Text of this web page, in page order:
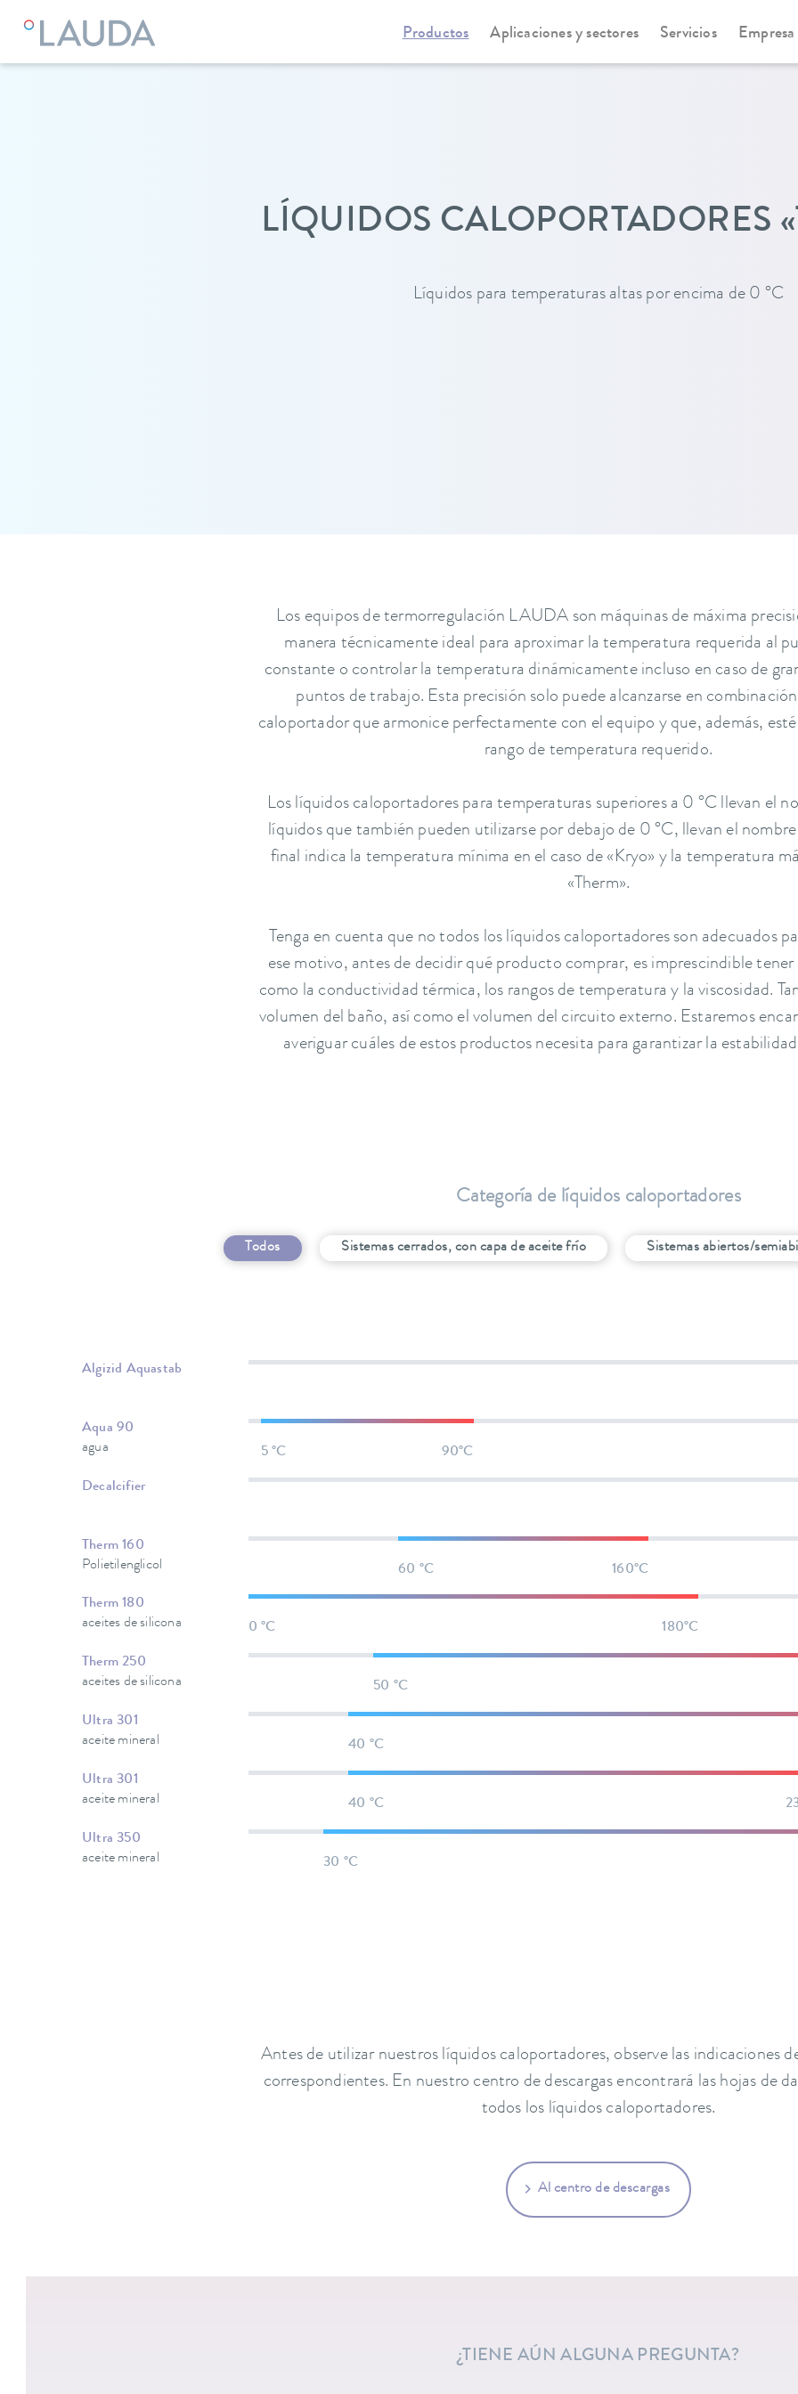
Productos Aplicaciones y sectores Servicios Empresa
LAUDA Equipos de termorregulación Líquidos caloportadores
LÍQUIDOS CALOPORTADORES
Líquidos para temperaturas altas por encima de 0 °C
Los equipos de termorregulación LAUDA son máquinas de máxima
manera técnicamente ideal para aproximar la temperatura requerida al
constante o controlar la temperatura dinámicamente incluso en caso de
puntos de trabajo. Esta precisión solo puede alcanzarse en
caloportador que armonice perfectamente con el equipo y que, además,
rango de temperatura requerido.
Los líquidos caloportadores para temperaturas superiores a 0 °C llevan el
líquidos que también pueden utilizarse por debajo de 0 °C, llevan el
final indica la temperatura mínima en el caso de «Kryo» y la temperatura
«Therm».
Tenga en cuenta que no todos los líquidos caloportadores son adecuados
ese motivo, antes de decidir qué producto comprar, es imprescindible
como la conductividad térmica, los rangos de temperatura y la viscosidad.
volumen del baño, así como el volumen del circuito externo. Estaremos
averiguar cuáles de estos productos necesita para garantizar la estabilidad
Categoría de líquidos caloportadores
Todos Sistemas cerrados, con capa de aceite frío Sistemas abiertos/
Algizid Aquastab
Aqua 90
agua
5 °C 90°C
Decalcifier
Therm 160
Polietilenglicol
60 °C 160°C
Therm 180
aceites de silicona
0 °C 180°C
Therm 250
aceites de silicona
50 °C
Ultra 301
aceite mineral
40 °C
Ultra 301
aceite mineral
40 °C
Ultra 350
aceite mineral
30 °C
Antes de utilizar nuestros líquidos caloportadores, observe las indicaciones
correspondientes. En nuestro centro de descargas encontrará las hojas de
todos los líquidos caloportadores.
Al centro de descargas
¿TIENE AÚN ALGUNA PREGUNTA?